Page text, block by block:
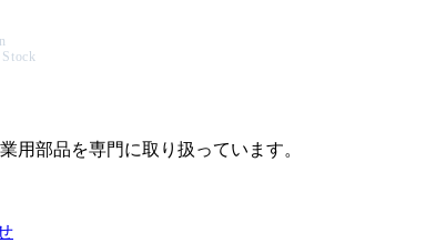
用部品を専門に取り扱っています。